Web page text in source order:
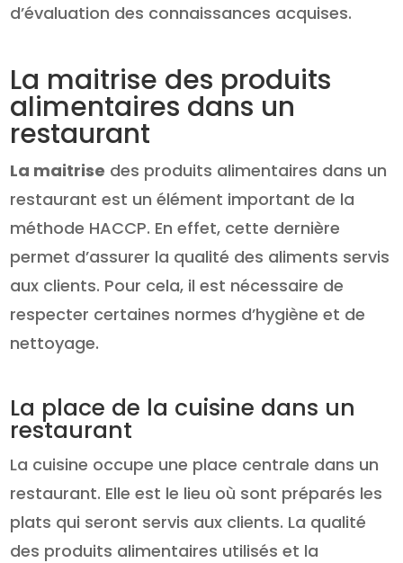
d’évaluation des connaissances acquises.
La maitrise des produits
alimentaires dans un
restaurant
La maitrise des produits alimentaires dans un
restaurant est un élément important de la
méthode HACCP. En effet, cette dernière
permet d’assurer la qualité des aliments servis
aux clients. Pour cela, il est nécessaire de
respecter certaines normes d’hygiène et de
nettoyage.
La place de la cuisine dans un
restaurant
La cuisine occupe une place centrale dans un
restaurant. Elle est le lieu où sont préparés les
plats qui seront servis aux clients. La qualité
des produits alimentaires utilisés et la